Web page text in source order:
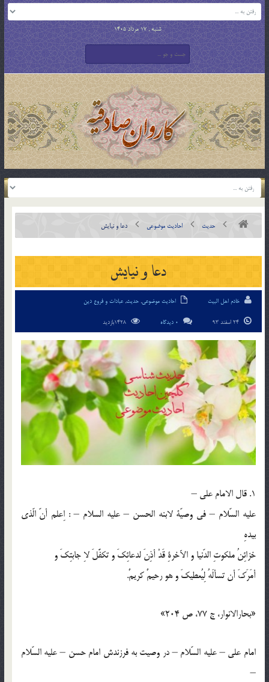
شنبه , 17 مرداد 1405
حدیث احادیث موضوعی دعا و نیایش
دعا و نیایش
خادم اهل البیت احادیث موضوعی, حدیث,عبادات و فروع دین
0 دیدگاه
1. قال الامام علي –
عليه السّلام – في وصيّة لابنه الحسن – عليه السلام – : اِعلم أنّ الّذي
بيدهِ
خزائِنُ ملكوتِ الدّنيا و الآخرةِ قَدْ أذِنَ لدعائِكَ و تكفَّلَ لاِ جابتِكَ و
أمَرَكَ أن تسألَهُ لِيُعطيكَ و هو رحيمٌ كريمٌ.
«بحارالانوار، ج 77، ص 204»
امام علي – عليه السّلام – در وصيت به فرزندش امام حسن – عليه السّلام
–